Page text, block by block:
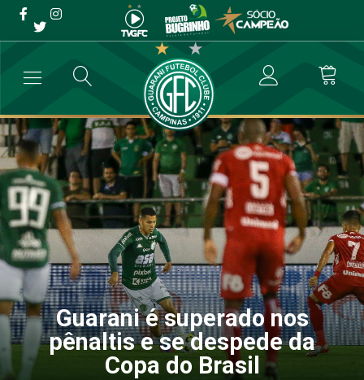
Guarani é superado nos
pênaltis e se despede da
Copa do Brasil
→ Futebol Profissional → Guarani é superado nos pênaltis e se
Guarani é superado nos
pênaltis e se despede da
Copa do Brasil